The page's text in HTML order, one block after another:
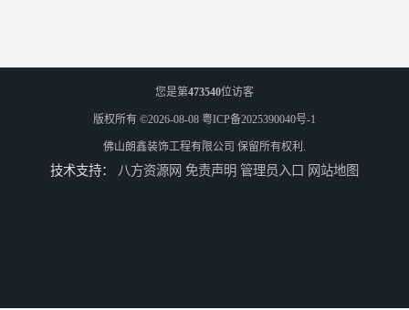
您是第473540位访客
版权所有 ©2026-08-08 粤ICP备2025390040号-1
佛山朗鑫装饰工程有限公司 保留所有权利.
技术支持： 八方资源网 免责声明 管理员入口 网站地图